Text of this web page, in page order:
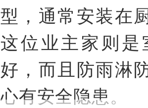
型，通常安装在
这位业主家则是
好，而且防雨淋
心有安全隐患。